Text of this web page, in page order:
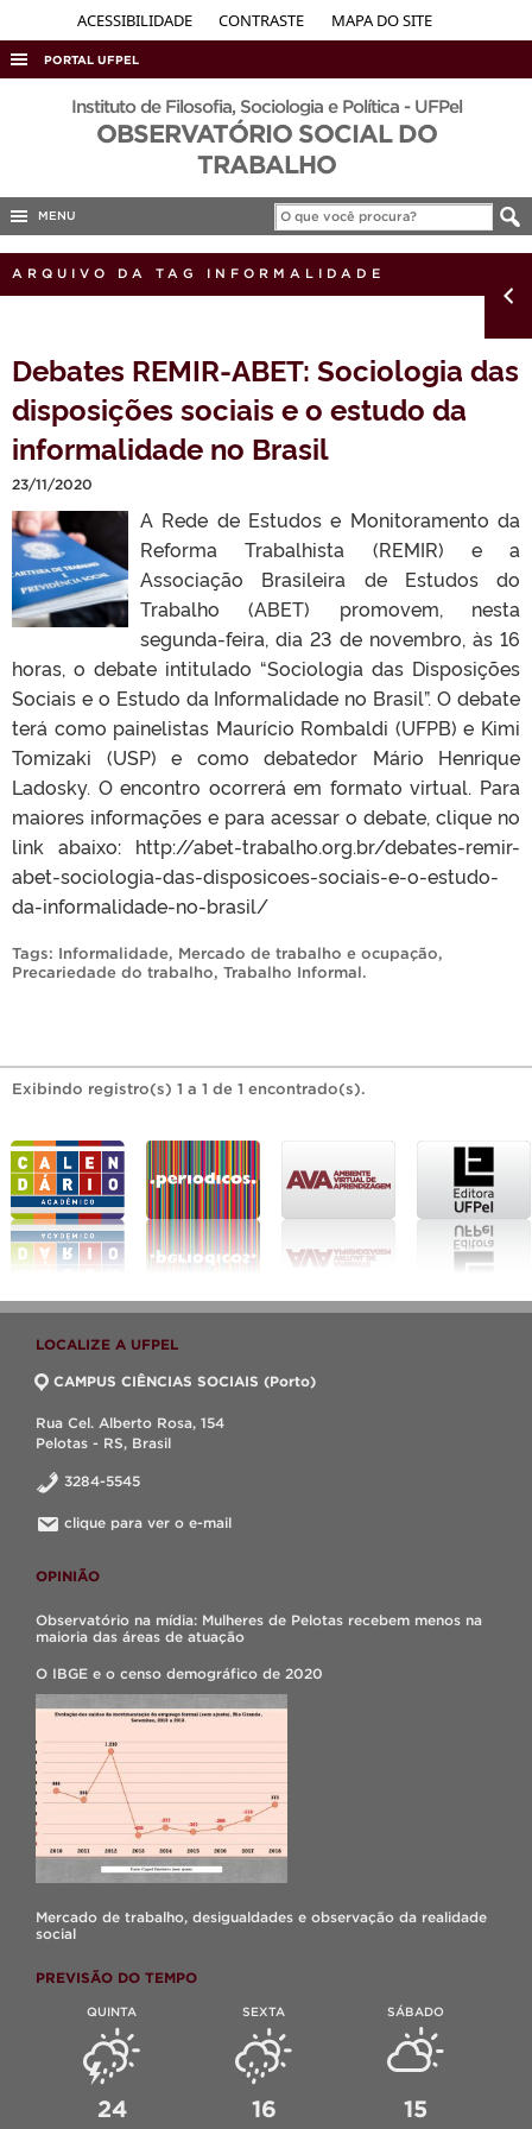
ACESSIBILIDADE CONTRASTE MAPA DO SITE
PORTAL UFPEL
ACESSO À INFORMAÇÃO
AUDITORIA
CONCURSOS
PORTARIAS
TELEFONES
Instituto de Filosofia, Sociologia e Política - UFPel
OBSERVATÓRIO SOCIAL DO
TRABALHO
MENU
ARQUIVO DA TAG INFORMALIDADE
Debates REMIR-ABET: Sociologia das
disposições sociais e o estudo da
informalidade no Brasil
23/11/2020
A Rede de Estudos e Monitoramento da
Reforma Trabalhista (REMIR) e a
Associação Brasileira de Estudos do
Trabalho (ABET) promovem, nesta
segunda-feira, dia 23 de novembro, às 16
horas, o debate intitulado “Sociologia das Disposições
Sociais e o Estudo da Informalidade no Brasil”. O debate
terá como painelistas Maurício Rombaldi (UFPB) e Kimi
Tomizaki (USP) e como debatedor Mário Henrique
Ladosky. O encontro ocorrerá em formato virtual. Para
maiores informações e para acessar o debate, clique no
link abaixo: http://abet-trabalho.org.br/debates-remir-
abet-sociologia-das-disposicoes-sociais-e-o-estudo-
da-informalidade-no-brasil/
Tags: Informalidade, Mercado de trabalho e ocupação,
Precariedade do trabalho, Trabalho Informal.
Exibindo registro(s) 1 a 1 de 1 encontrado(s).
LOCALIZE A UFPEL
CAMPUS CIÊNCIAS SOCIAIS (Porto)
Rua Cel. Alberto Rosa, 154
Pelotas - RS, Brasil
3284-5545
clique para ver o e-mail
OPINIÃO
Observatório na mídia: Mulheres de Pelotas recebem menos na
maioria das áreas de atuação
O IBGE e o censo demográfico de 2020
Mercado de trabalho, desigualdades e observação da realidade
social
PREVISÃO DO TEMPO
QUINTA
24
SEXTA
16
SÁBADO
15